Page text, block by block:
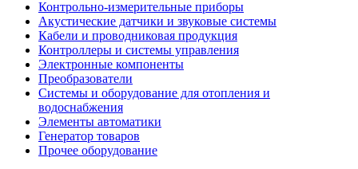
Контрольно-измерительные приборы
Акустические датчики и звуковые системы
Кабели и проводниковая продукция
Контроллеры и системы управления
Электронные компоненты
Преобразователи
Системы и оборудование для отопления и
водоснабжения
Элементы автоматики
Генератор товаров
Прочее оборудование